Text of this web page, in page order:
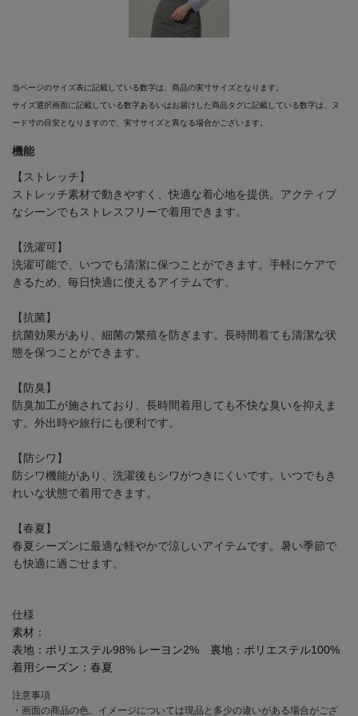
当ページのサイズ表に記載している数字は、商品の実寸サイズとなります。
サイズ選択画面に記載している数字あるいはお届けした商品タグに記載している数字は、ヌ
ード寸の目安となりますので、実寸サイズと異なる場合がございます。
機能
【ストレッチ】
ストレッチ素材で動きやすく、快適な着心地を提供。アクティブ
なシーンでもストレスフリーで着用できます。
【洗濯可】
洗濯可能で、いつでも清潔に保つことができます。手軽にケアで
きるため、毎日快適に使えるアイテムです。
【抗菌】
抗菌効果があり、細菌の繁殖を防ぎます。長時間着ても清潔な状
態を保つことができます。
【防臭】
防臭加工が施されており、長時間着用しても不快な臭いを抑えま
す。外出時や旅行にも便利です。
【防シワ】
防シワ機能があり、洗濯後もシワがつきにくいです。いつでもき
れいな状態で着用できます。
【春夏】
春夏シーズンに最適な軽やかで涼しいアイテムです。暑い季節で
も快適に過ごせます。
仕様
素材：
表地：ポリエステル98% レーヨン2% 裏地：ポリエステル100%
着用シーズン： 春夏
注意事項
・画面の商品の色、イメージについては現品と多少の違いがある場合がござ